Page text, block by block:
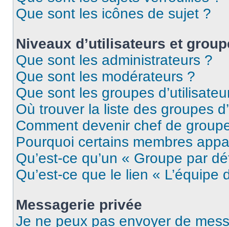
Que sont les icônes de sujet ?
Niveaux d’utilisateurs et
Que sont les administrateurs ?
Que sont les modérateurs ?
Que sont les groupes
Où trouver la liste des groupes
Comment devenir chef de
Pourquoi certains membres
Qu’est-ce qu’un « Groupe par
Qu’est-ce que le lien « L’équipe
Messagerie privée
Je ne peux pas envoyer de